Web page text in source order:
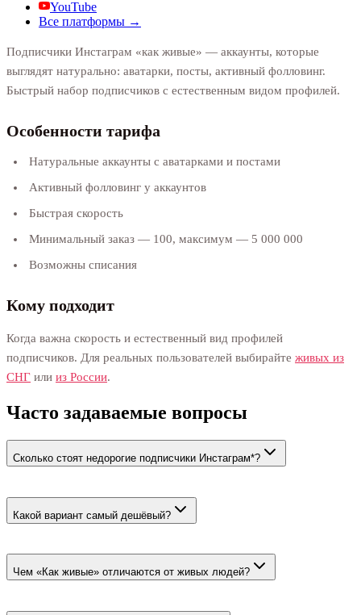
YouTube
Все платформы →
Подписчики Инстаграм «как живые» — аккаунты, которые
выглядят натурально: аватарки, посты, активный фолловинг.
Быстрый набор подписчиков с естественным видом профилей.
Особенности тарифа
Натуральные аккаунты с аватарками и постами
Активный фолловинг у аккаунтов
Быстрая скорость
Минимальный заказ — 100, максимум — 5 000 000
Возможны списания
Кому подходит
Когда важна скорость и естественный вид профилей
подписчиков. Для реальных пользователей выбирайте живых из
СНГ или из России.
Часто задаваемые вопросы
Сколько стоят недорогие подписчики Инстаграм*?
Какой вариант самый дешёвый?
Чем «Как живые» отличаются от живых людей?